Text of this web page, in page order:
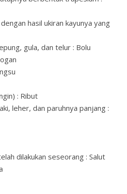
hasil ukiran kayunya yang
gula, dan telur : Bolu
: Ribut
leher, dan paruhnya panjang :
dilakukan seseorang : Salut